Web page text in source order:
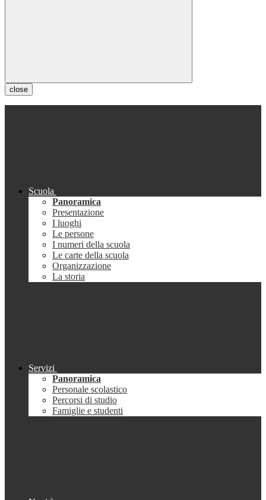
close
Scuola
Panoramica
Presentazione
I luoghi
Le persone
I numeri della scuola
Le carte della scuola
Organizzazione
La storia
Servizi
Panoramica
Personale scolastico
Percorsi di studio
Famiglie e studenti